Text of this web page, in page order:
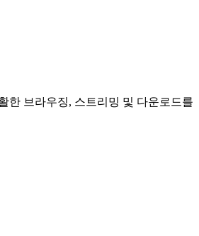
한 브라우징, 스트리밍 및 다운로드를